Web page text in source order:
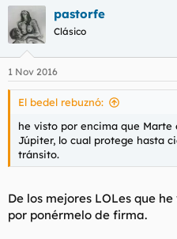
pastorfe
Clásico
1 Nov 2016
El bedel rebuznó:
he visto por encima que Marte
Júpiter, lo cual protege hasta
tránsito.
De los mejores LOLes que
por ponérmelo de firma.